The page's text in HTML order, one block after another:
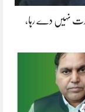
نہیں دے رہا،